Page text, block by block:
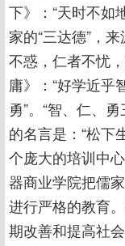
下》：“天时不如
家的“三达德”，
不惑，仁者不忧
庸》：“好学近乎
勇”。“智、仁、
的名言是：“松下
个庞大的培训中
器商业学院把儒
进行严格的教育
期改善和提高社